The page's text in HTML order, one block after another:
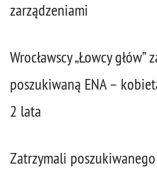
zarządzeniami
Wrocławscy „Łowcy głów”
poszukiwaną ENA –
2 lata
Zatrzymali